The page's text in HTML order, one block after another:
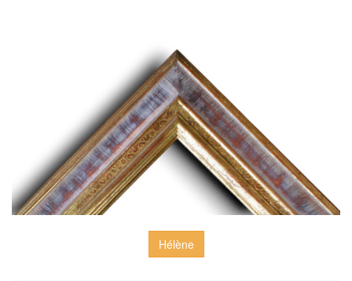
Hélène